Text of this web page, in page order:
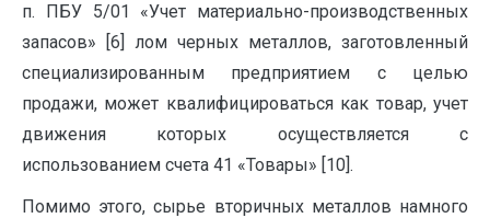
п. ПБУ 5/01 «Учет материально-производственных
запасов» [6] лом черных металлов, заготовленный
специализированным предприятием с целью
продажи, может квалифицироваться как товар, учет
движения которых осуществляется с
использованием счета 41 «Товары» [10].
Помимо этого, сырье вторичных металлов намного